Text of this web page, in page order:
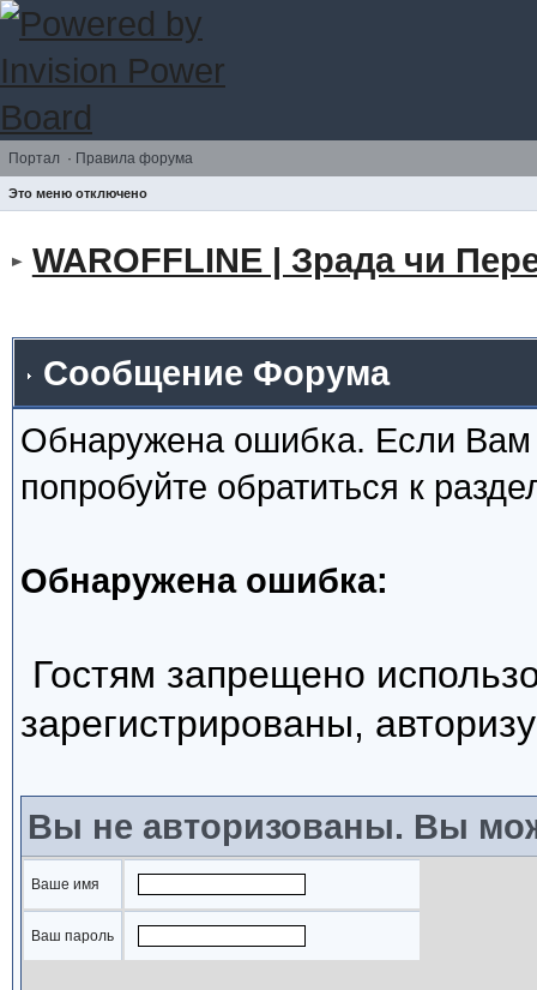
Портал · Правила форума
Это меню отключено
WAROFFLINE | Зрада чи
Сообщение Форума
Обнаружена ошибка. Если
попробуйте обратиться к
Обнаружена ошибка:
Гостям запрещено
зарегистрированы,
Вы не авторизованы. Вы
Ваше имя
Ваш пароль